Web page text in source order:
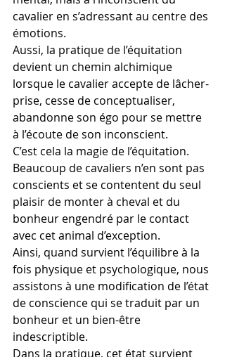
cavalier en s’adressant au centre des
émotions.
Aussi, la pratique de l’équitation
devient un chemin alchimique
lorsque le cavalier accepte de lâcher-
prise, cesse de conceptualiser,
abandonne son égo pour se mettre
à l’écoute de son inconscient.
C’est cela la magie de l’équitation.
Beaucoup de cavaliers n’en sont pas
conscients et se contentent du seul
plaisir de monter à cheval et du
bonheur engendré par le contact
avec cet animal d’exception.
Ainsi, quand survient l’équilibre à la
fois physique et psychologique, nous
assistons à une modification de l’état
de conscience qui se traduit par un
bonheur et un bien-être
indescriptible.
Dans la pratique, cet état survient